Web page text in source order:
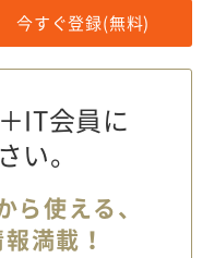
今すぐ登録(無料)
IT会員に
い。
ら使える、
満載！